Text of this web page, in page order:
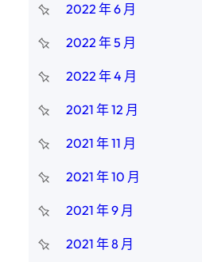
2022 年 6 月
2022 年 5 月
2022 年 4 月
2021 年 12 月
2021 年 11 月
2021 年 10 月
2021 年 9 月
2021 年 8 月